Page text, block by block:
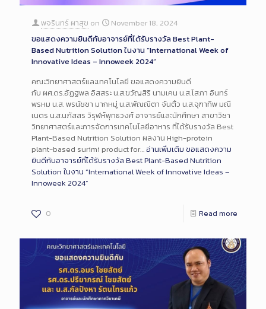
พจรินทร์ ผาสุข on
November 18, 2024
ขอแสดงความยินดีกับอาจารย์ที่ได้รับรางวัล Best Plant-
Based Nutrition Solution ในงาน “International Week of
Innovative Ideas – Innoweek 2024”
คณะวิทยาศาสตร์และเทคโนโลยี ขอแสดงความยินดี
กับ ผศ.ดร.อัฏฐพล อิสสระ น.ส.ขวัญสิริ นามเคน น.ส.โสภา อินทร์
พรหม น.ส. พรนัชชา มากหมู่ น.ส.พัณณิตา จันติ้ว น.ส.จุฑาทิพ มณี
เนตร น.ส.นภัสสร วิรุฬห์พุทธวงศ์ อาจารย์และนักศึกษา สาขาวิชา
วิทยาศาสตร์และการจัดการเทคโนโลยีอาหาร ที่ได้รับรางวัล Best
Plant-Based Nutrition Solution ผลงาน High-protein
plant-based surimi product for…อ่านเพิ่มเติม ขอแสดงความ
ยินดีกับอาจารย์ที่ได้รับรางวัล Best Plant-Based Nutrition
Solution ในงาน “International Week of Innovative Ideas –
Innoweek 2024”
0 Read more